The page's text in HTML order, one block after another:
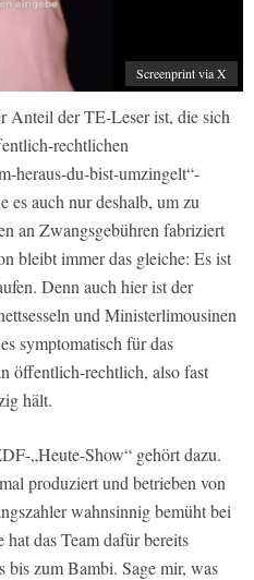
Screenprint via X
Anteil der TE-Leser ist, die sich
rechtlichen
heraus-du-bist-umzingelt“-
es auch nur deshalb, um zu
an Zwangsgebühren fabriziert
bleibt immer das gleiche: Es ist
Denn auch hier ist der
und Ministerlimousinen
symptomatisch für das
öffentlich-rechtlich, also fast
hält.
„Heute-Show“ gehört dazu.
produziert und betrieben von
wahnsinnig bemüht bei
das Team dafür bereits
bis zum Bambi. Sage mir, was